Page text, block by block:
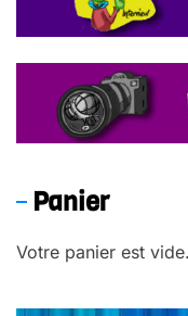
Panier
Votre panier est vide.